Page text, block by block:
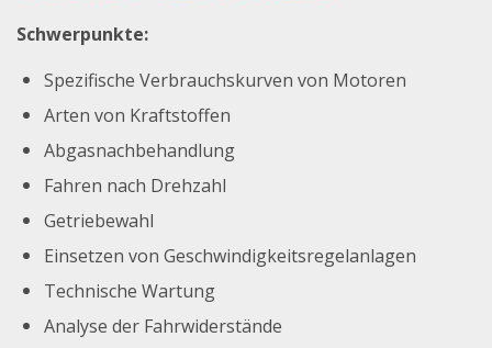
Schwerpunkte:
Spezifische Verbrauchskurven von Motoren
Arten von Kraftstoffen
Abgasnachbehandlung
Fahren nach Drehzahl
Getriebewahl
Einsetzen von Geschwindigkeitsregelanlagen
Technische Wartung
Analyse der Fahrwiderstände